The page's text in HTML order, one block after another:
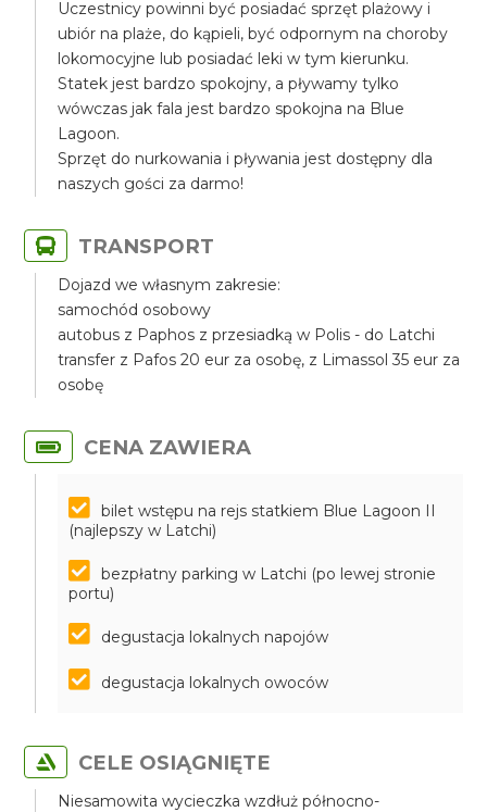
Uczestnicy powinni być posiadać sprzęt plażowy i
ubiór na plaże, do kąpieli, być odpornym na choroby
lokomocyjne lub posiadać leki w tym kierunku.
Statek jest bardzo spokojny, a pływamy tylko
wówczas jak fala jest bardzo spokojna na Blue
Lagoon.
Sprzęt do nurkowania i pływania jest dostępny dla
naszych gości za darmo!
TRANSPORT
Dojazd we własnym zakresie:
samochód osobowy
autobus z Paphos z przesiadką w Polis - do Latchi
transfer z Pafos 20 eur za osobę, z Limassol 35 eur za
osobę
CENA ZAWIERA
bilet wstępu na rejs statkiem Blue Lagoon II
(najlepszy w Latchi)
bezpłatny parking w Latchi (po lewej stronie
portu)
degustacja lokalnych napojów
degustacja lokalnych owoców
CELE OSIĄGNIĘTE
Niesamowita wycieczka wzdłuż północno-